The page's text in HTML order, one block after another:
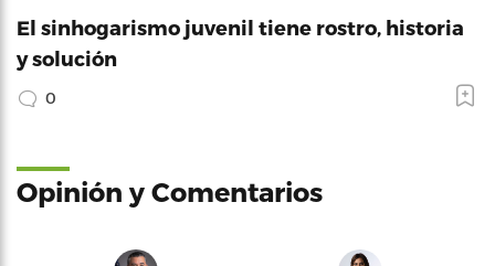
El sinhogarismo juvenil tiene rostro, historia
y solución
0
Opinión y Comentarios